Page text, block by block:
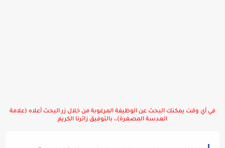
في أي وقت يمكنك البحث عن الوظيفة المرغوبة من خلال زر البحث أعلاه (علامة
العدسة المصغرة)،، بالتوفيق زائرنا الكريم